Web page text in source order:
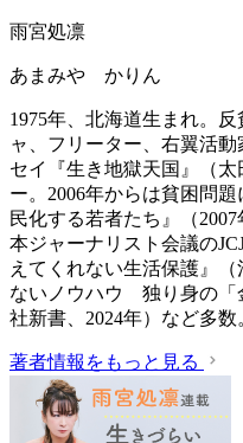
雨宮処凛
あまみや かりん
1975年、北海道生まれ。
ャ、フリーター、右翼活
セイ『生き地獄天国』（
ー。2006年からは貧困問
民化する若者たち』（
本ジャーナリスト会議の
えてくれない生活保護』
ないノウハウ 独り身の「
社新書、2024年）など多数
著者情報をもっと見る